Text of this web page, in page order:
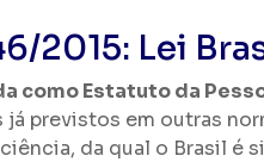
2015: Lei
como Estatuto da
previstos em outras
da qual o Brasil é